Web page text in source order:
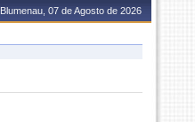
Blumenau, 07 de Agosto de 2026